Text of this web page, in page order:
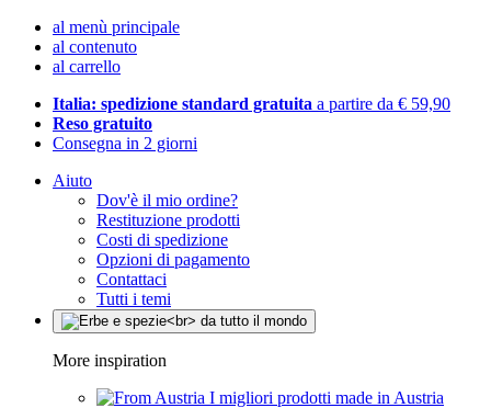
al menù principale
al contenuto
al carrello
Italia: spedizione standard gratuita a partire da € 59,90
Reso gratuito
Consegna in 2 giorni
Aiuto
Dov'è il mio ordine?
Restituzione prodotti
Costi di spedizione
Opzioni di pagamento
Contattaci
Tutti i temi
More inspiration
I migliori prodotti made in Austria